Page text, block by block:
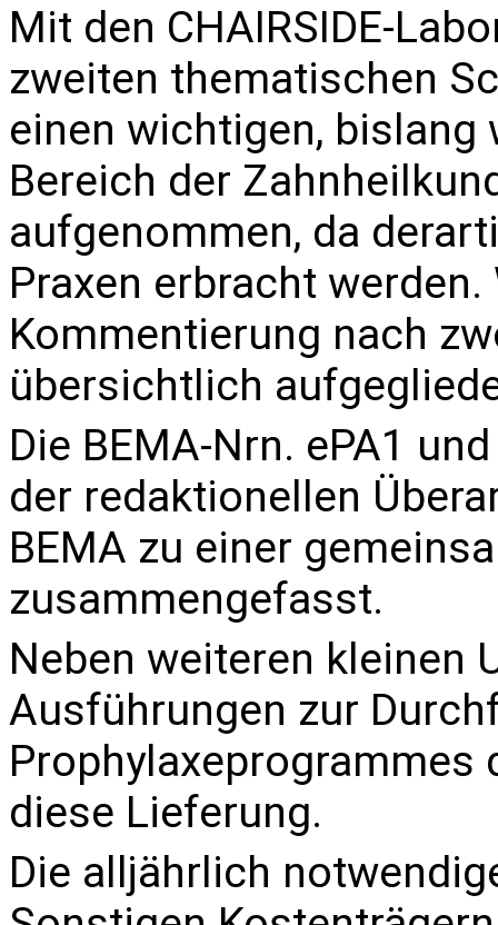
Mit den CHAIRSIDE-
zweiten thematischen
einen wichtigen,
Bereich der
aufgenommen, da
Praxen erbracht
Kommentierung nach
übersichtlich
Die BEMA-Nrn. ePA1
der redaktionellen
BEMA zu einer
zusammengefasst.
Neben weiteren kleinen
Ausführungen zur
Prophylaxeprogrammes
diese Lieferung.
Die alljährlich